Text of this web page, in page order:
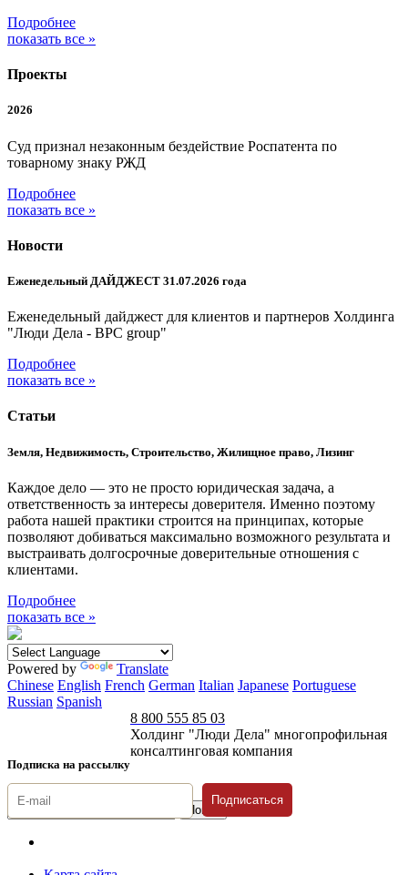
Подробнее
показать все »
Проекты
2026
Суд признал незаконным бездействие Роспатента по
товарному знаку РЖД
Подробнее
показать все »
Новости
Еженедельный ДАЙДЖЕСТ 31.07.2026 года
Еженедельный дайджест для клиентов и партнеров Холдинга
"Люди Дела - BPC group"
Подробнее
показать все »
Статьи
Земля, Недвижимость, Строительство, Жилищное право, Лизинг
Каждое дело — это не просто юридическая задача, а
ответственность за интересы доверителя. Именно поэтому
работа нашей практики строится на принципах, которые
позволяют добиваться максимально возможного результата и
выстраивать долгосрочные доверительные отношения с
клиентами.
Подробнее
показать все »
Powered by
Translate
Chinese English French German Italian Japanese Portuguese
Russian Spanish
Подписка на рассылку
8 800 555 85 03
Холдинг "Люди Дела" многопрофильная
консалтинговая компания
Подписаться